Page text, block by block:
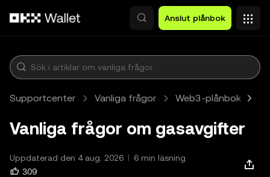
Anslut plånbok
Supportcenter Vanliga frågor Web3-plånbok
Vanliga frågor om gasavgifter
Uppdaterad den 4 aug. 2026
6 min läsning
309